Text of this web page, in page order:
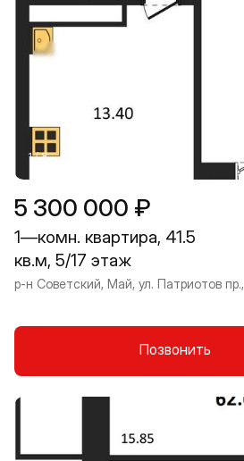
5 300 000 ₽
1—комн. квартира, 41.5
кв.м, 5/17 этаж
р-н Советский, Май, ул. Патриотов пр.,
Позвонить
1 / 8